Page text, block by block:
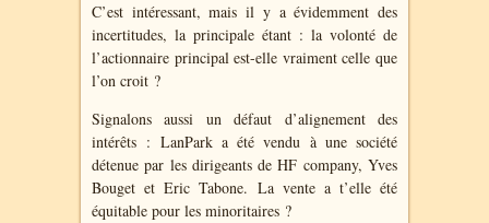
C’est intéressant, mais il y a évidemment des
incertitudes, la principale étant : la volonté de
l’actionnaire principal est-elle vraiment celle que
l’on croit ?
Signalons aussi un défaut d’alignement des
intérêts : LanPark a été vendu à une société
détenue par les dirigeants de HF company, Yves
Bouget et Eric Tabone. La vente a t’elle été
équitable pour les minoritaires ?